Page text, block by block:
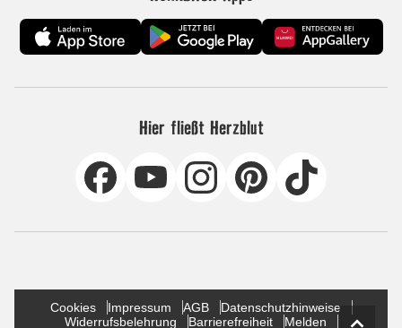
Hier fließt Herzblut
Cookies Impressum AGB
Datenschutzhinweise
Widerrufsbelehrung
Barrierefreiheit Melden